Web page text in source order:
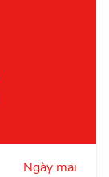
Ngày mai